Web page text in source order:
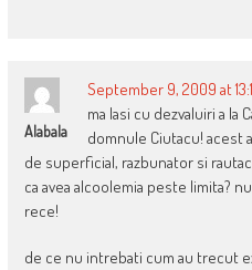
Alabala
September 9, 2009 at
ma lasi cu dezvaluiri a la
domnule Ciutacu! acest
de superficial, razbunator si
ca avea alcoolemia peste limita?
rece!
de ce nu intrebati cum au trecut